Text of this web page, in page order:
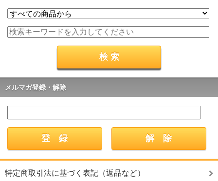
メルマガ登録・解除
特定商取引法に基づく表記（返品など）